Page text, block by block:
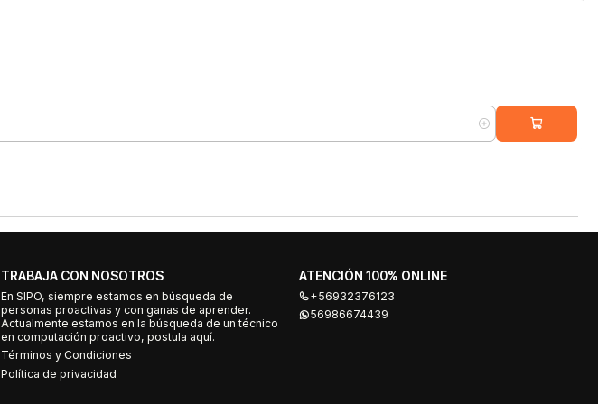
TRABAJA CON NOSOTROS
En SIPO, siempre estamos en búsqueda de
personas proactivas y con ganas de aprender.
Actualmente estamos en la búsqueda de un técnico
en computación proactivo, postula aquí.
Términos y Condiciones
Política de privacidad
ATENCIÓN 100% ONLINE
+56932376123
56986674439